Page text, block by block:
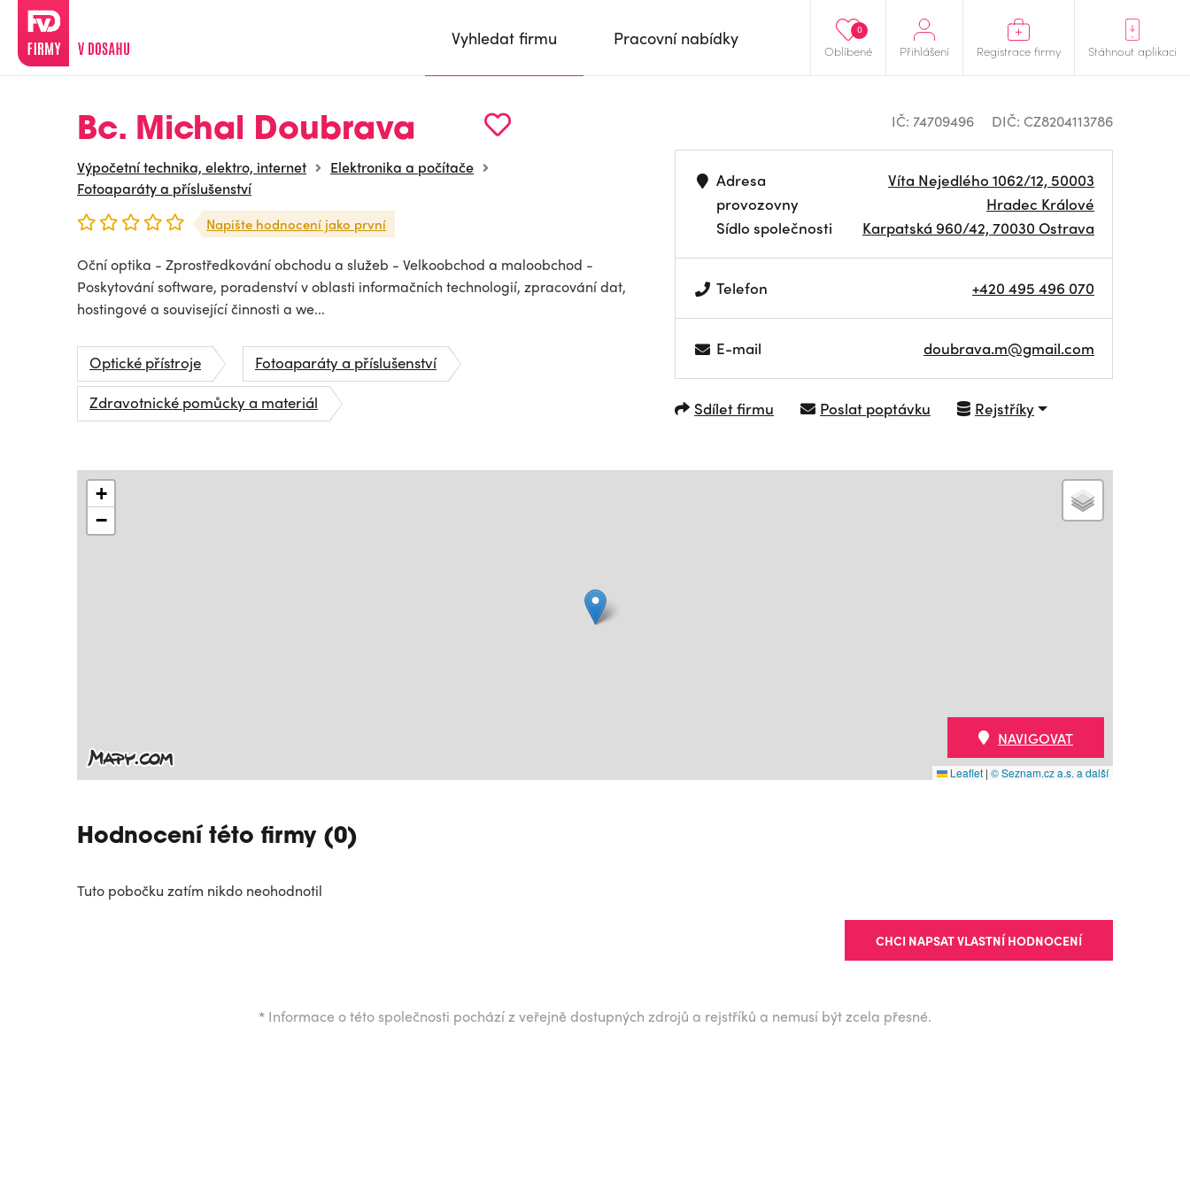
Oblíbené
0
Přihlášení Registrace firmy Stáhnout aplikaci
Vyhledat firmu Pracovní nabídky
Bc. Michal Doubrava
Výpočetní technika, elektro, internet
Elektronika a počítače
Fotoaparáty a příslušenství
Napište hodnocení jako první
Oční optika - Zprostředkování obchodu a služeb - Velkoobchod a maloobchod -
Poskytování software, poradenství v oblasti informačních technologií, zpracování dat,
hostingové a související činnosti a we...
Optické přístroje
Fotoaparáty a příslušenství
Zdravotnické pomůcky a materiál
IČ: 74709496 DIČ: CZ8204113786
Adresa
provozovny
Sídlo společnosti
Víta Nejedlého 1062/12, 50003
Hradec Králové
Karpatská 960/42, 70030 Ostrava
Telefon +420 495 496 070
E-mail doubrava.m@gmail.com
Sdílet firmu Poslat poptávku Rejstříky
+
−
Leaflet | © Seznam.cz a.s. a další
NAVIGOVAT
Hodnocení této firmy (0)
Tuto pobočku zatím nikdo neohodnotil
CHCI NAPSAT VLASTNÍ HODNOCENÍ
* Informace o této společnosti pochází z veřejně dostupných zdrojů a rejstříků a nemusí být zcela přesné.